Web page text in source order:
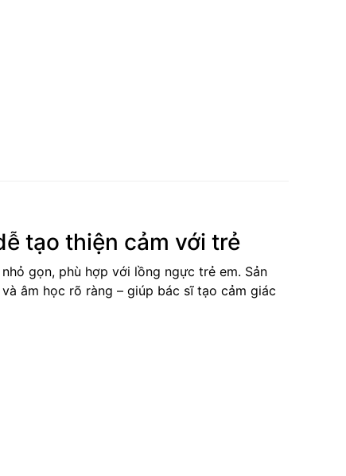
tạo thiện cảm với trẻ
gọn, phù hợp với lồng ngực trẻ em. Sản
âm học rõ ràng – giúp bác sĩ tạo cảm giác